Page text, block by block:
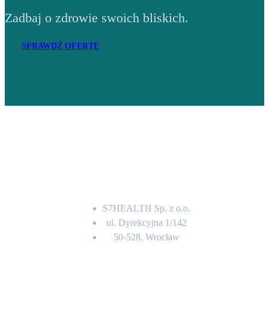
Zadbaj o zdrowie swoich bliskich.
SPRAWDŹ OFERTĘ
S7HEALTH Sp. z o.o.
ul. Dyrekcyjna 1/142
50-528, Wrocław